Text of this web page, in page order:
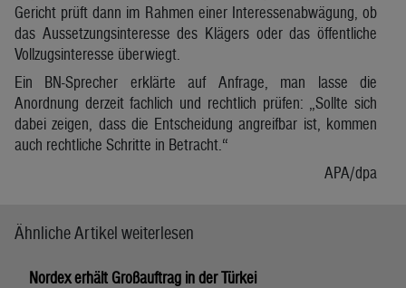
Gericht prüft dann im Rahmen einer Interessenabwägung, ob
das Aussetzungsinteresse des Klägers oder das öffentliche
Vollzugsinteresse überwiegt.
Ein BN-Sprecher erklärte auf Anfrage, man lasse die
Anordnung derzeit fachlich und rechtlich prüfen: „Sollte sich
dabei zeigen, dass die Entscheidung angreifbar ist, kommen
auch rechtliche Schritte in Betracht.“
APA/dpa
Ähnliche Artikel weiterlesen
Nordex erhält Großauftrag in der Türkei